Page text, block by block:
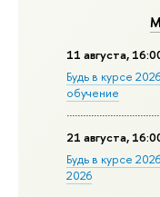
11 августа,
Будь в курсе
обучение
21 августа,
Будь в курсе
2026